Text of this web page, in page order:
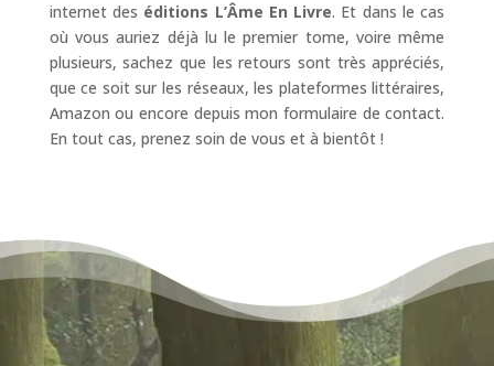
internet des éditions L’Âme En Livre. Et dans le cas
où vous auriez déjà lu le premier tome, voire même
plusieurs, sachez que les retours sont très appréciés,
que ce soit sur les réseaux, les plateformes littéraires,
Amazon ou encore depuis mon formulaire de contact.
En tout cas, prenez soin de vous et à bientôt !